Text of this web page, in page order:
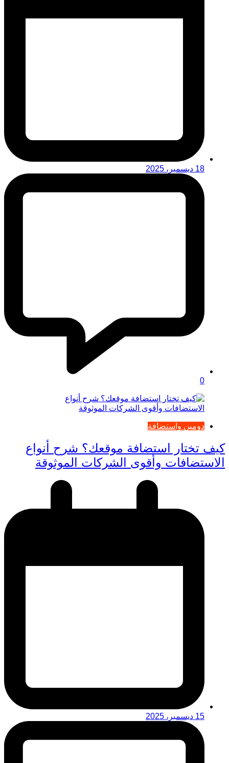
18 ديسمبر، 2025
0
دومين واستضافة
كيف تختار استضافة موقعك؟ شرح أنواع
الاستضافات وأقوى الشركات الموثوقة
15 ديسمبر، 2025